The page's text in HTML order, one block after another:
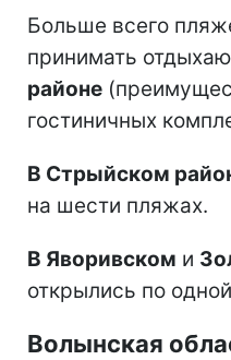
Больше всего
принимать
районе
гостиничных
В Стрыйском
на шести пляжах.
В Яворивском и
открылись по
Волынская